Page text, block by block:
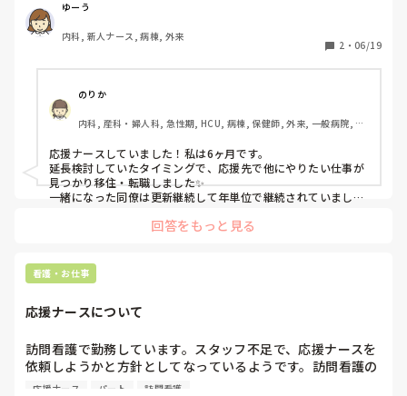
ゆーう
内科, 新人ナース, 病棟, 外来
2 ・ 06/19
のりか
内科, 産科・婦人科, 急性期, HCU, 病棟, 保健師, 外来, 一般病院, 大
応援ナースしていました！私は6ヶ月です。
延長検討していたタイミングで、応援先で他にやりたい仕事が
見つかり移住・転職しました✨
一緒になった同僚は更新継続して年単位で継続されていました
看護師仲間も数人応援ナースしています。今も色々な地域に応
回答をもっと見る
看護・お仕事
応援ナースについて
訪問看護で勤務しています。スタッフ不足で、応援ナースを
依頼しようかと方針としてなっているようです。訪問看護の
応援ナース、なかなかイメージがつかないのですが、メリッ
応援ナース パート 訪問看護